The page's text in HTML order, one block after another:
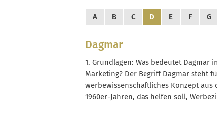
A B C D E F G
Dagmar
1. Grundlagen: Was bedeutet Dagmar
Marketing? Der Begriff Dagmar steht
werbewissenschaftliches Konzept aus
1960er-Jahren, das helfen soll,